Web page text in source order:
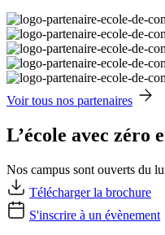
Voir tous nos partenaires
L’école avec zéro
Nos campus sont ouverts du
Télécharger la brochure
S'inscrire à un évènement